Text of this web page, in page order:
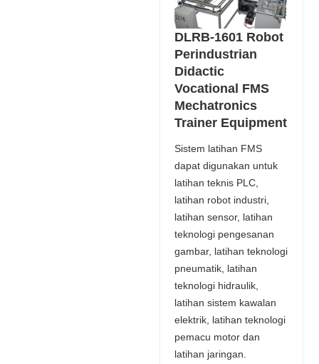
DLRB-1601 Robot
Perindustrian
Didactic
Vocational FMS
Mechatronics
Trainer Equipment
Sistem latihan FMS
dapat digunakan untuk
latihan teknis PLC,
latihan robot industri,
latihan sensor, latihan
teknologi pengesanan
gambar, latihan teknologi
pneumatik, latihan
teknologi hidraulik,
latihan sistem kawalan
elektrik, latihan teknologi
pemacu motor dan
latihan jaringan.